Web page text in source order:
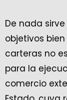
De nada
objetivos
carteras no
para la
comercio